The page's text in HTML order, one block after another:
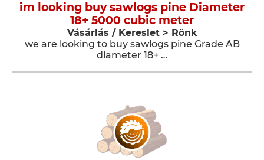
im looking buy sawlogs pine Diameter
18+ 5000 cubic meter
Vásárlás / Kereslet > Rönk
we are looking to buy sawlogs pine Grade AB
diameter 18+ …